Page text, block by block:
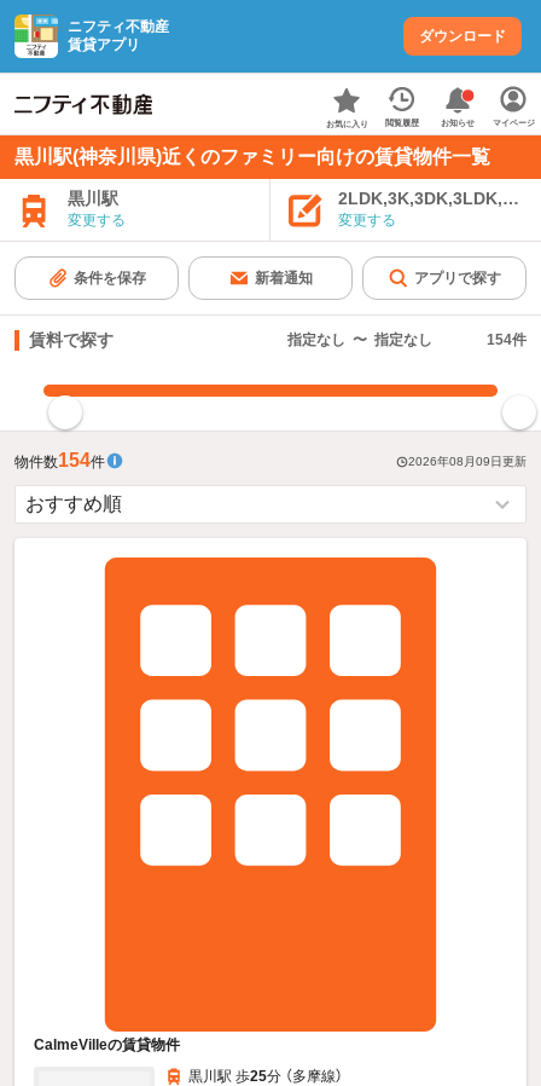
ニフティ不動産
賃貸アプリ
ダウンロード
お気に入り 閲覧履歴 お知らせ マイページ
黒川駅(神奈川県)近くのファミリー向けの賃貸物件一覧
黒川駅
変更する 変更する
条件を保存 新着通知 アプリで探す
賃料で探す 指定なし 〜 指定なし 154件
物件数154件 2026年08月09日更新
CalmeVilleの賃貸物件
黒川駅 歩25分 （多摩線）